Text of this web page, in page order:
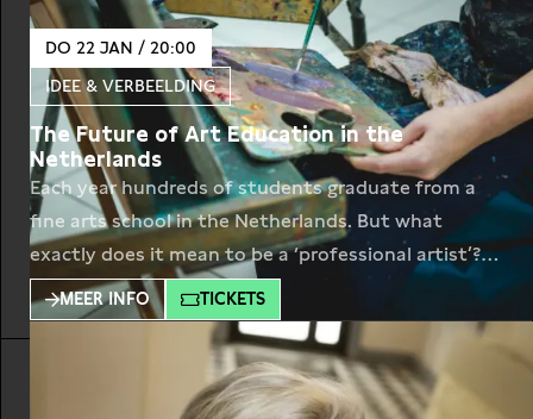
DO 22 JAN / 20:00
IDEE & VERBEELDING
The Future of Art Education in the
Netherlands
Each year hundreds of students graduate from a
fine arts school in the Netherlands. But what
exactly does it mean to be a ‘professional artist’?
And what role does the art academy itself play in
establishing and upholding this profession? In the
podcast series Art School(ed) writer and researcher
Huib Haye van der Werf gives
MEER INFO TICKETS